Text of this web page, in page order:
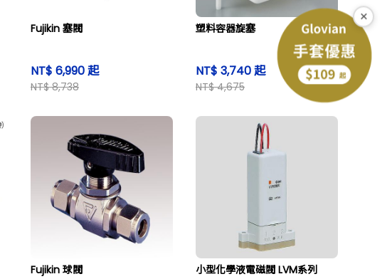
Fujikin 塞閥
NT$ 6,990 起
NT$ 8,738
塑料容器旋塞
NT$ 3,740 起
NT$ 4,675
Fujikin 球閥 小型化學液電磁閥 LVM系列
×